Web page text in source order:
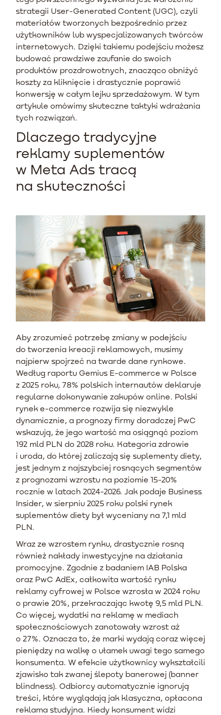
strategii User-Generated Content (UGC), czyli
materiałów tworzonych bezpośrednio przez
użytkowników lub wyspecjalizowanych twórców
internetowych. Dzięki takiemu podejściu możesz
budować prawdziwe zaufanie do swoich
produktów prozdrowotnych, znacząco obniżyć
koszty za kliknięcie i drastycznie poprawić
konwersję w całym lejku sprzedażowym. W tym
artykule omówimy skuteczne taktyki wdrażania
tych rozwiązań.
Dlaczego tradycyjne
reklamy suplementów
w Meta Ads tracą
na skuteczności
Aby zrozumieć potrzebę zmiany w podejściu
do tworzenia kreacji reklamowych, musimy
najpierw spojrzeć na twarde dane rynkowe.
Według raportu Gemius E-commerce w Polsce
z 2025 roku, 78% polskich internautów deklaruje
regularne dokonywanie zakupów online. Polski
rynek e-commerce rozwija się niezwykle
dynamicznie, a prognozy firmy doradczej PwC
wskazują, że jego wartość ma osiągnąć poziom
192 mld PLN do 2028 roku. Kategoria zdrowie
i uroda, do której zaliczają się suplementy diety,
jest jednym z najszybciej rosnących segmentów
z prognozami wzrostu na poziomie 15-20%
rocznie w latach 2024-2026. Jak podaje Business
Insider, w sierpniu 2025 roku polski rynek
suplementów diety był wyceniany na 7,1 mld
PLN.
Wraz ze wzrostem rynku, drastycznie rosną
również nakłady inwestycyjne na działania
promocyjne. Zgodnie z badaniem IAB Polska
oraz PwC AdEx, całkowita wartość rynku
reklamy cyfrowej w Polsce wzrosła w 2024 roku
o prawie 20%, przekraczając kwotę 9,5 mld PLN.
Co więcej, wydatki na reklamę w mediach
społecznościowych zanotowały wzrost aż
o 27%. Oznacza to, że marki wydają coraz więcej
pieniędzy na walkę o ułamek uwagi tego samego
konsumenta. W efekcie użytkownicy wykształcili
zjawisko tak zwanej ślepoty banerowej (banner
blindness). Odbiorcy automatycznie ignorują
treści, które wyglądają jak klasyczna, opłacona
reklama studyjna. Kiedy konsument widzi